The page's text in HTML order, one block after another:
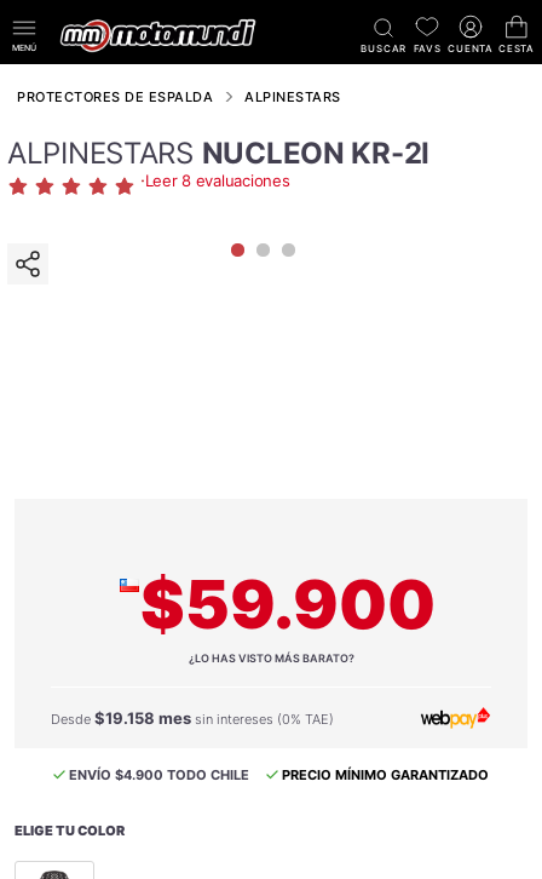
MENÚ BUSCAR FAVS CUENTA CESTA
PROTECTORES DE ESPALDA ALPINESTARS
ALPINESTARS NUCLEON KR-2I
·Leer 8 evaluaciones
$59.900
¿LO HAS VISTO MÁS BARATO?
Desde $19.158 mes sin intereses (0% TAE)
ENVÍO $4.900 TODO CHILE PRECIO MÍNIMO GARANTIZADO
ELIGE TU COLOR